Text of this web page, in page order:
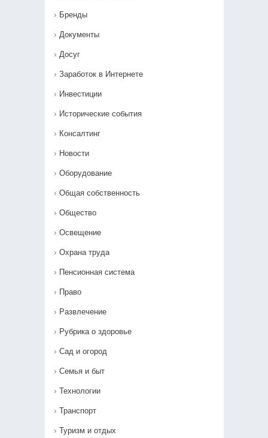
Бренды
Документы
Досуг
Заработок в Интернете
Инвестиции
Исторические события
Консалтинг
Новости
Оборудование
Общая собственность
Общество
Освещение
Охрана труда
Пенсионная система
Право
Развлечение
Рубрика о здоровье
Сад и огород
Семья и быт
Технологии
Транспорт
Туризм и отдых